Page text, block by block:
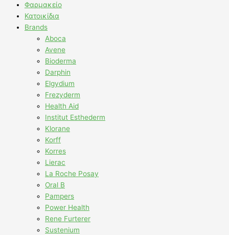
Φαρμακείο
Κατοικίδια
Brands
Aboca
Avene
Bioderma
Darphin
Elgydium
Frezyderm
Health Aid
Institut Esthederm
Klorane
Korff
Korres
Lierac
La Roche Posay
Oral B
Pampers
Power Health
Rene Furterer
Sustenium